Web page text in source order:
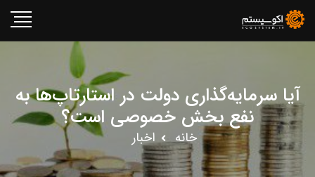
آیا سرمایه‌گذاری دولت در استارتاپ‌ها به
نفع بخش خصوصی است؟
خانه اخبار